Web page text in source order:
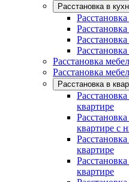
Расстановка в
Расстановка
Расстановка
Расстановка в
квартире
квартире с
квартире
квартире